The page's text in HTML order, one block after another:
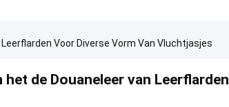
Voor Diverse Vorm Van Vluchtjasjes
de Douaneleer van Leerflarden